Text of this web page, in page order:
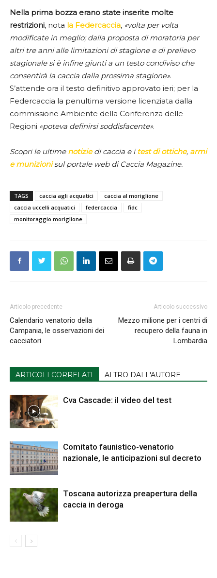
Nella prima bozza erano state inserite molte
restrizioni, nota la Federcaccia, «volta per volta
modificate in meglio; dalla proposta di moratoria per
altri tre anni alle limitazioni di stagione e di prelievo
stagionale si è infine giunti a un testo condiviso che
consentirà la caccia dalla prossima stagione».
S’attende ora il testo definitivo approvato ieri; per la
Federcaccia la penultima versione licenziata dalla
commissione Ambiente della Conferenza delle
Regioni «poteva definirsi soddisfacente».
Scopri le ultime notiziedi caccia e i test di ottiche, armi
e munizionisul portale web di Caccia Magazine.
TAGS caccia agli acquatici
caccia al moriglione
caccia uccelli acquatici
federcaccia
fidc
monitoraggio moriglione
Articolo precedente
Calendario venatorio della
Campania, le osservazioni dei
cacciatori
Articolo successivo
Mezzo milione per i centri di
recupero della fauna in
Lombardia
ARTICOLI CORRELATI ALTRO DALL'AUTORE
Cva Cascade: il video del test
Comitato faunistico-venatorio
nazionale, le anticipazioni sul decreto
Toscana autorizza preapertura della
caccia in deroga